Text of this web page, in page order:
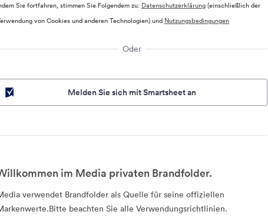
Sie fortfahren, stimmen Sie Folgendem zu: Datenschutzerklärung(einschließlich der
von Cookies und anderen Technologien) und Nutzungsbedingungen
Oder
Melden Sie sich mit Smartsheet an
im Media privaten Brandfolder.
verwendet Brandfolder als Quelle für seine offiziellen
beachten Sie alle Verwendungsrichtlinien.